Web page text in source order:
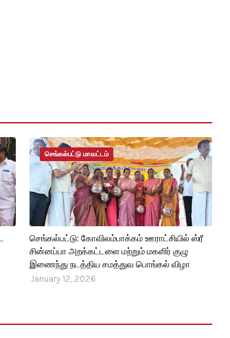
செங்கல்பட்டு மாவட்டம்
செங்கல்பட்டு: கோவிலம்பாக்கம் ஊராட்சியில் ஸ்ரீ
சின்னப்பா அறக்கட்டளை மற்றும் மகளிர் குழு
இணைந்து நடத்திய சமத்துவ பொங்கல் விழா
January 12, 2026